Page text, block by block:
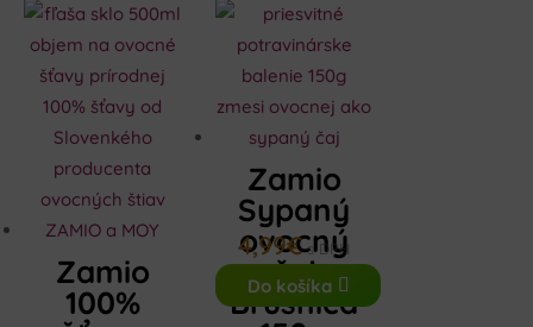
Zamio
100%
Zamio
Sypaný
ovocný
čaj
Brusnica
4,99€s DPH
Do košíka